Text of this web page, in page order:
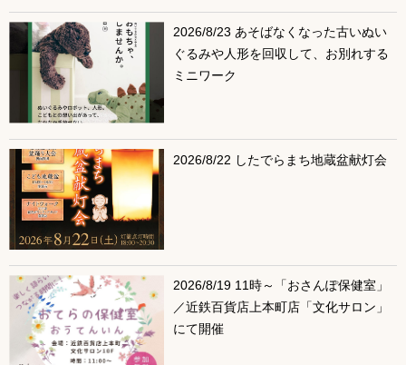
2026/8/23 あそばなくなった古いぬい
ぐるみや人形を回収して、お別れする
ミニワーク
2026/8/22 したでらまち地蔵盆献灯会
2026/8/19 11時～「おさんぽ保健室」
／近鉄百貨店上本町店「文化サロン」
にて開催